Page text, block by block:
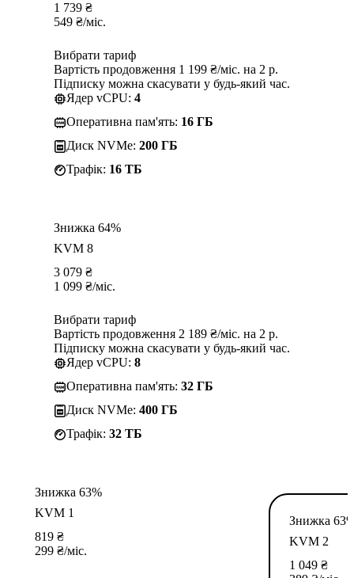
1 739 ₴
549 ₴/міс.
Вибрати тариф
Вартість продовження 1 199 ₴/міс. на 2 р.
Підписку можна скасувати у будь-який час.
Ядер vCPU: 4
Оперативна пам'ять: 16 ГБ
Диск NVMe: 200 ГБ
Трафік: 16 TБ
Знижка 64%
KVM 8
3 079 ₴
1 099 ₴/міс.
Вибрати тариф
Вартість продовження 2 189 ₴/міс. на 2 р.
Підписку можна скасувати у будь-який час.
Ядер vCPU: 8
Оперативна пам'ять: 32 ГБ
Диск NVMe: 400 ГБ
Трафік: 32 TБ
Знижка 63%
KVM 1
819 ₴
299 ₴/міс.
Знижка
KVM 2
1 049 ₴